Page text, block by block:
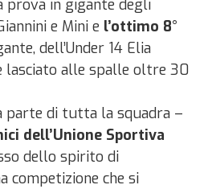
prova in gigante degli
e Mini e l’ottimo 8°
dell’Under 14 Elia
lasciato alle spalle oltre 30
parte di tutta la squadra –
dell’Unione Sportiva
dello spirito di
competizione che si